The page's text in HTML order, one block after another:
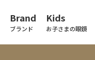
Brand
ブランド
Kids
お子さまの眼鏡